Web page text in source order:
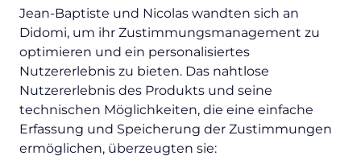
Jean-Baptiste und Nicolas wandten sich an
Didomi, um ihr Zustimmungsmanagement zu
optimieren und ein personalisiertes
Nutzererlebnis zu bieten. Das nahtlose
Nutzererlebnis des Produkts und seine
technischen Möglichkeiten, die eine einfache
Erfassung und Speicherung der Zustimmungen
ermöglichen, überzeugten sie: